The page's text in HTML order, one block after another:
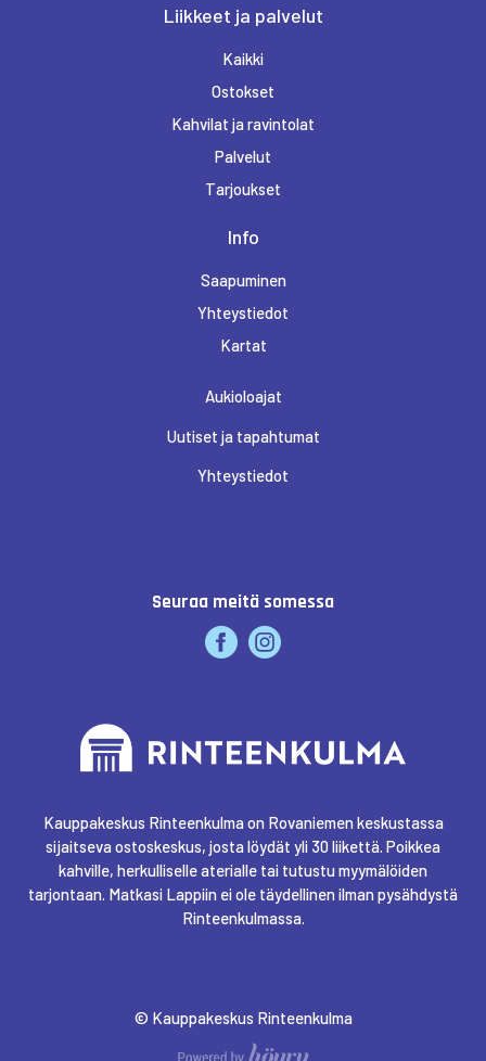
Aukioloajat
Uutiset ja tapahtumat
Yhteystiedot
Seuraa meitä somessa
Liikkeet ja palvelut
Kaikki
Ostokset
Kahvilat ja ravintolat
Palvelut
Tarjoukset
Info
Saapuminen
Yhteystiedot
Kartat
Kauppakeskus Rinteenkulma on Rovaniemen keskustassa
sijaitseva ostoskeskus, josta löydät yli 30 liikettä. Poikkea
kahville, herkulliselle aterialle tai tutustu myymälöiden
tarjontaan. Matkasi Lappiin ei ole täydellinen ilman pysähdystä
Rinteenkulmassa.
© Kauppakeskus Rinteenkulma